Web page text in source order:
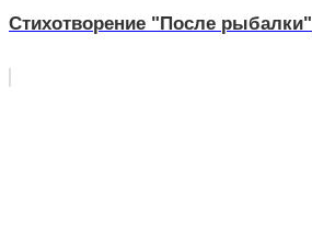
Стихотворение "После рыбалки"